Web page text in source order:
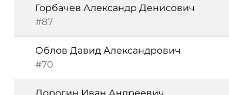
Горбачев Александр Денисович
#87
Облов Давид Александрович
#70